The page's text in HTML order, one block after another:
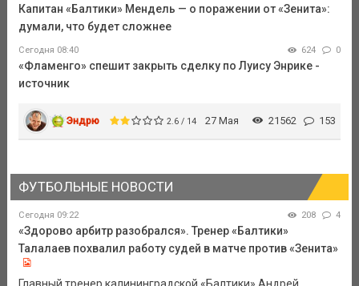
Капитан «Балтики» Мендель — о поражении от «Зенита»:
думали, что будет сложнее
Сегодня 08:40 624 0
«Фламенго» спешит закрыть сделку по Луису Энрике -
источник
Эндрю 2.6 / 14 27 Мая 21562 153
ФУТБОЛЬНЫЕ НОВОСТИ
Сегодня 09:22 208 4
«Здорово арбитр разобрался». Тренер «Балтики»
Талалаев похвалил работу судей в матче против «Зенита»